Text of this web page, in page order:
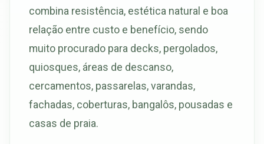
combina resistência, estética natural e boa
relação entre custo e benefício, sendo
muito procurado para decks, pergolados,
quiosques, áreas de descanso,
cercamentos, passarelas, varandas,
fachadas, coberturas, bangalôs, pousadas e
casas de praia.